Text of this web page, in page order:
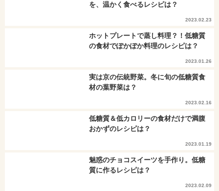
を、温かく食べるレシピは？
2023.02.23
ホットプレートで蒸し料理？！低糖質
の食材でぽかぽか料理のレシピは？
2023.01.26
実は京の伝統野菜。冬に旬の低糖質食
材の葉野菜は？
2023.02.16
低糖質＆低カロリーの食材だけで満腹
おかずのレシピは？
2023.01.19
魅惑のチョコスイーツを手作り。低糖
質に作るレシピは？
2023.02.09